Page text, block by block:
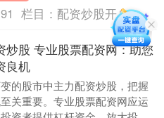
栏目： 配资炒股开户
炒股 专业股票配资网：助您
良机
的股市中主力配资炒股，把握
关重要。专业股票配资网应运